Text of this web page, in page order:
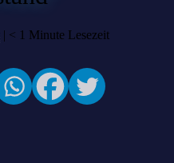
| < 1 Minute Lesezeit